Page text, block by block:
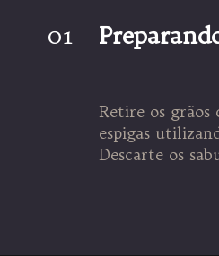
01
Retire os grãos
espigas
Descarte os